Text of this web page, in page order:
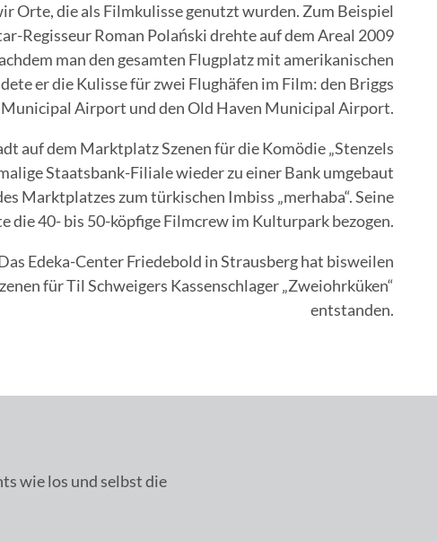
Orte, die als Filmkulisse genutzt wurden. Zum Beispiel
Regisseur Roman Polański drehte auf dem Areal 2009
man den gesamten Flugplatz mit amerikanischen
er die Kulisse für zwei Flughäfen im Film: den Briggs
Municipal Airport und den Old Haven Municipal Airport.
auf dem Marktplatz Szenen für die Komödie „Stenzels
Staatsbank-Filiale wieder zu einer Bank umgebaut
Marktplatzes zum türkischen Imbiss „merhaba“. Seine
die 40- bis 50-köpfige Filmcrew im Kulturpark bezogen.
Edeka-Center Friedebold in Strausberg hat bisweilen
für Til Schweigers Kassenschlager „Zweiohrküken“
entstanden.
wie los und selbst die